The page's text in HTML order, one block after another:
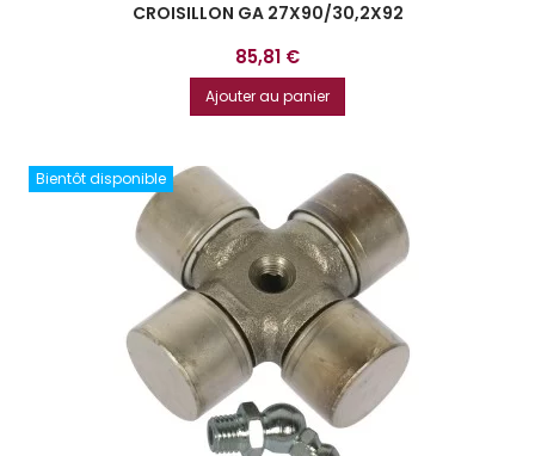
CROISILLON GA 27X90/30,2X92
Prix
85,81 €
Ajouter au panier
Bientôt disponible